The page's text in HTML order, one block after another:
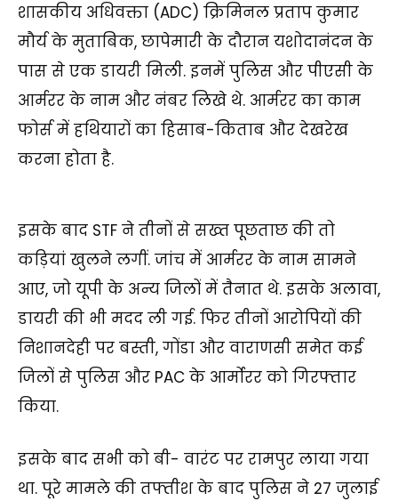
शासकीय अधिवक्ता (ADC) क्रिमिनल प्रताप कुमार
मौर्य के मुताबिक, छापेमारी के दौरान यशोदानंदन के
पास से एक डायरी मिली. इनमें पुलिस और पीएसी के
आर्मरर के नाम और नंबर लिखे थे. आर्मरर का काम
फोर्स में हथियारों का हिसाब-किताब और देखरेख
करना होता है.
इसके बाद STF ने तीनों से सख्त पूछताछ की तो
कड़ियां खुलने लगीं. जांच में आर्मरर के नाम सामने
आए, जो यूपी के अन्य जिलों में तैनात थे. इसके अलावा,
डायरी की भी मदद ली गई. फिर तीनों आरोपियों की
निशानदेही पर बस्ती, गोंडा और वाराणसी समेत कई
जिलों से पुलिस और PAC के आर्मोरर को गिरफ्तार
किया.
इसके बाद सभी को बी- वारंट पर रामपुर लाया गया
था. पूरे मामले की तफ्तीश के बाद पुलिस ने 27 जुलाई